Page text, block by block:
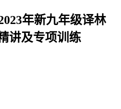
年新九年级译林
讲及专项训练